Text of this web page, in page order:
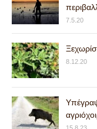
7.5.20
8.12.20